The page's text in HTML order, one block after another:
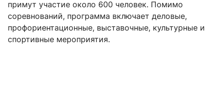
примут участие около 600 человек. Помимо
соревнований, программа включает деловые,
профориентационные, выставочные, культурные и
спортивные мероприятия.